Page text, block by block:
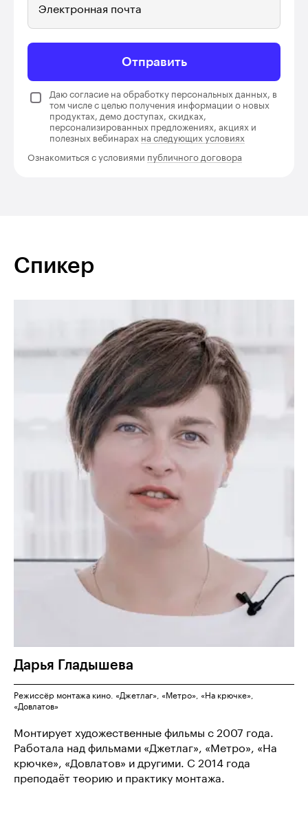
Электронная почта
Отправить
Даю согласие на обработку персональных данных, в
том числе с целью получения информации о новых
продуктах, демо доступах, скидках,
персонализированных предложениях, акциях и
полезных вебинарах на следующих условиях
Ознакомиться с условиями публичного договора
Спикер
Дарья Гладышева
Режиссёр монтажа кино. «Джетлаг», «Метро», «На крючке»,
«Довлатов»
Монтирует художественные фильмы с 2007 года.
Работала над фильмами «Джетлаг», «Метро», «На
крючке», «Довлатов» и другими. С 2014 года
преподаёт теорию и практику монтажа.